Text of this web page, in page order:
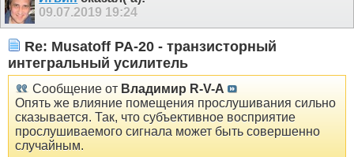
09.07.2019 19:24
Re: Musatoff PA-20 - транзисторный
интегральный усилитель
Сообщение от Владимир R-V-A
Опять же влияние помещения прослушивания сильно
сказывается. Так, что субъективное восприятие
прослушиваемого сигнала может быть совершенно
случайным.